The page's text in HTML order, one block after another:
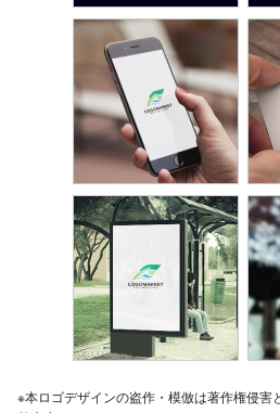
※本ロゴデザインの盗作・模倣は著作権侵害